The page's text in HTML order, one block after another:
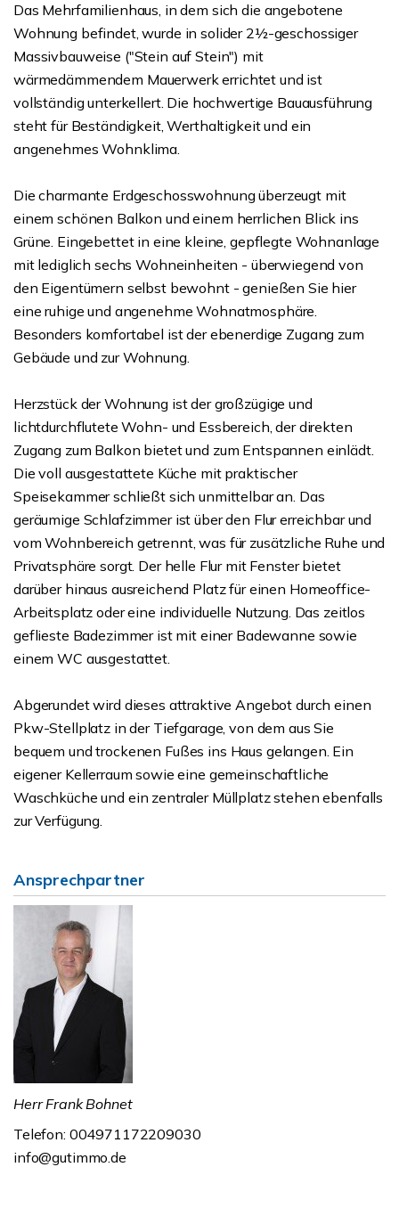
Das Mehrfamilienhaus, in dem sich die angebotene
Wohnung befindet, wurde in solider 2½-geschossiger
Massivbauweise ("Stein auf Stein") mit
wärmedämmendem Mauerwerk errichtet und ist
vollständig unterkellert. Die hochwertige Bauausführung
steht für Beständigkeit, Werthaltigkeit und ein
angenehmes Wohnklima.
Die charmante Erdgeschosswohnung überzeugt mit
einem schönen Balkon und einem herrlichen Blick ins
Grüne. Eingebettet in eine kleine, gepflegte Wohnanlage
mit lediglich sechs Wohneinheiten - überwiegend von
den Eigentümern selbst bewohnt - genießen Sie hier
eine ruhige und angenehme Wohnatmosphäre.
Besonders komfortabel ist der ebenerdige Zugang zum
Gebäude und zur Wohnung.
Herzstück der Wohnung ist der großzügige und
lichtdurchflutete Wohn- und Essbereich, der direkten
Zugang zum Balkon bietet und zum Entspannen einlädt.
Die voll ausgestattete Küche mit praktischer
Speisekammer schließt sich unmittelbar an. Das
geräumige Schlafzimmer ist über den Flur erreichbar und
vom Wohnbereich getrennt, was für zusätzliche Ruhe und
Privatsphäre sorgt. Der helle Flur mit Fenster bietet
darüber hinaus ausreichend Platz für einen Homeoffice-
Arbeitsplatz oder eine individuelle Nutzung. Das zeitlos
geflieste Badezimmer ist mit einer Badewanne sowie
einem WC ausgestattet.
Abgerundet wird dieses attraktive Angebot durch einen
Pkw-Stellplatz in der Tiefgarage, von dem aus Sie
bequem und trockenen Fußes ins Haus gelangen. Ein
eigener Kellerraum sowie eine gemeinschaftliche
Waschküche und ein zentraler Müllplatz stehen ebenfalls
zur Verfügung.
Ansprechpartner
Herr Frank Bohnet
Telefon: 004971172209030
info@gutimmo.de